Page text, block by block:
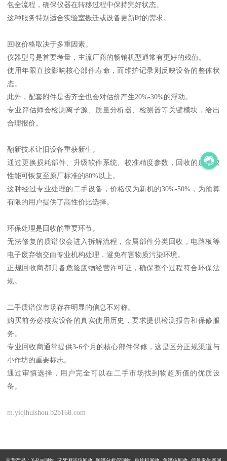
包全流程，确保仪器在转移过程中保持完好状态。
这种服务特别适合实验室搬迁或设备更新时的需求。
回收价格取决于多重因素。
仪器型号是首要考量，主流厂商的畅销机型通常有更好的残值。
使用年限直接影响核心部件寿命，而维护记录则反映设备的整体状
态。
此外，配套附件是否齐全也会对估价产生20%-30%的浮动。
专业评估师会检测离子源、质量分析器、检测器等关键模块，给出
合理报价。
翻新技术让旧设备重获新生。
通过更换损耗部件、升级软件系统、校准精度参数，回收的质谱仪
性能可恢复至原厂标准的80%以上。
这种经过专业处理的二手设备，价格仅为新机的30%-50%，为预算
有限的用户提供了高性价比选择。
环保处理是回收的重要环节。
无法修复的质谱仪会进入拆解流程，金属部件分类回收，电路板等
电子废弃物交由专业机构处理，避免有害物质污染环境。
正规回收商都具备危险废物经营许可证，确保整个过程符合环保法
规。
二手质谱仪市场存在明显的信息不对称。
购买前务必核实设备的真实使用历史，要求提供检测报告和保修服
务。
专业回收商通常提供3-6个月的核心部件保修，这是区分正规渠道与
小作坊的重要标志。
通过审慎选择，用户完全可以在二手市场找到物超所值的优质设
备。
m.yiqihuishou.b2b168.com